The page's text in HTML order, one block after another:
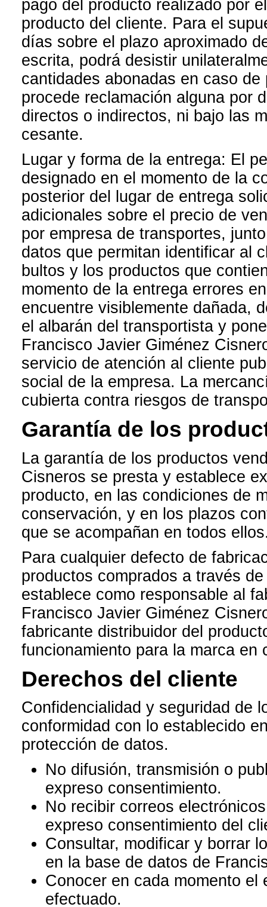
pago del producto realizado por
producto del cliente. Para el
días sobre el plazo aproximado
escrita, podrá desistir
cantidades abonadas en caso
procede reclamación alguna por
directos o indirectos, ni bajo las
cesante.
Lugar y forma de la entrega: El
designado en el momento de la
posterior del lugar de entrega
adicionales sobre el precio de
por empresa de transportes,
datos que permitan identificar al
bultos y los productos que
momento de la entrega errores
encuentre visiblemente dañada,
el albarán del transportista y
Francisco Javier Giménez
servicio de atención al cliente
social de la empresa. La
cubierta contra riesgos de
Garantía de los
La garantía de los productos
Cisneros se presta y establece
producto, en las condiciones de
conservación, y en los plazos
que se acompañan en todos
Para cualquier defecto de
productos comprados a través
establece como responsable al
Francisco Javier Giménez
fabricante distribuidor del
funcionamiento para la marca
Derechos del cliente
Confidencialidad y seguridad de
conformidad con lo establecido
protección de datos.
No difusión, transmisión o
expreso consentimiento.
No recibir correos
expreso consentimiento del
Consultar, modificar y borrar
en la base de datos de
Conocer en cada momento
efectuado.